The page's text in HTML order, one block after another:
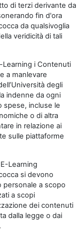
di terzi derivante da
fin d'ora
da qualsivoglia
veridicità di tali
i Contenuti
a manlevare
degli
indenne da ogni
spese, incluse le
o di altra
in relazione ai
sulle piattaforme
Learning
si devono
personale a scopo
a scopi
dei contenuti
dalla legge o dai